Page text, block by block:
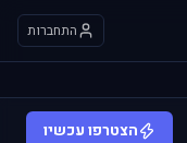
התחברות
הצטרפו עכשיו